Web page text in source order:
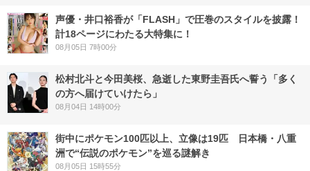
声優・井口裕香が「FLASH」で圧巻のスタイルを披露！
計18ページにわたる大特集に！
08月05日 7時00分
松村北斗と今田美桜、急逝した東野圭吾氏へ誓う「多く
の方へ届けていけたら」
08月04日 14時00分
街中にポケモン100匹以上、立像は19匹 日本橋・八重
洲で“伝説のポケモン”を巡る謎解き
08月05日 15時55分